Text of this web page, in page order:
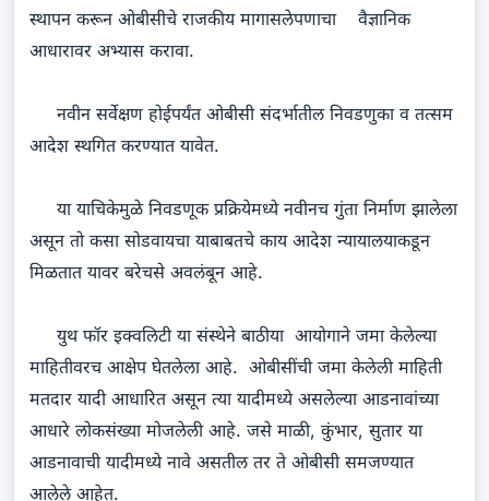
स्थापन करून ओबीसीचे राजकीय मागासलेपणाचा वैज्ञानिक
आधारावर अभ्यास करावा.
नवीन सर्वेक्षण होईपर्यंत ओबीसी संदर्भातील निवडणुका व तत्सम
आदेश स्थगित करण्यात यावेत.
या याचिकेमुळे निवडणूक प्रक्रियेमध्ये नवीनच गुंता निर्माण झालेला
असून तो कसा सोडवायचा याबाबतचे काय आदेश न्यायालयाकडून
मिळतात यावर बरेचसे अवलंबून आहे.
युथ फॉर इक्वलिटी या संस्थेने बाठीया आयोगाने जमा केलेल्या
माहितीवरच आक्षेप घेतलेला आहे. ओबीसींची जमा केलेली माहिती
मतदार यादी आधारित असून त्या यादीमध्ये असलेल्या आडनावांच्या
आधारे लोकसंख्या मोजलेली आहे. जसे माळी, कुंभार, सुतार या
आडनावाची यादीमध्ये नावे असतील तर ते ओबीसी समजण्यात
आलेले आहेत.